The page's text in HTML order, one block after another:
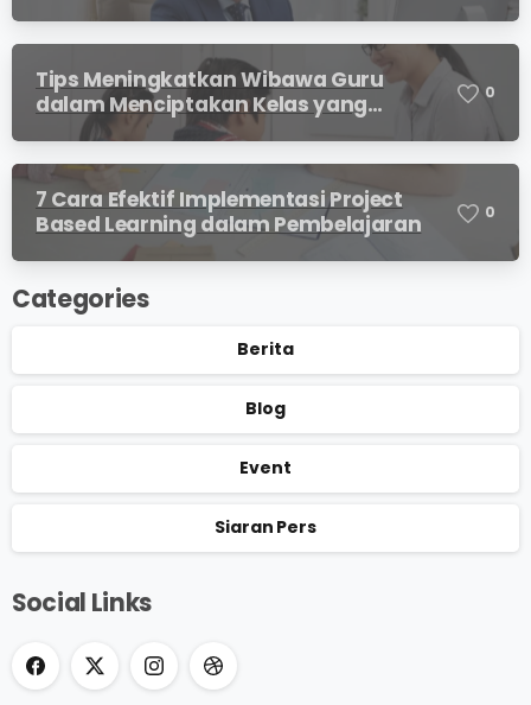
Tips Meningkatkan Wibawa Guru
dalam Menciptakan Kelas yang
Kondusif
0
7 Cara Efektif Implementasi Project
Based Learning dalam Pembelajaran
0
Categories
Berita
Blog
Event
Siaran Pers
Social Links